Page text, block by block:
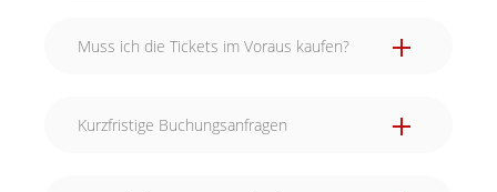
Muss ich die Tickets im Voraus kaufen?
Kurzfristige Buchungsanfragen